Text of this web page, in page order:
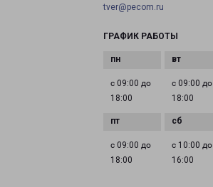
tver@pecom.ru
ГРАФИК РАБОТЫ
с 09:00 до
18:00
с 09:00 до
18:00
с 09:00 до
18:00
с 10:00 до
16:00